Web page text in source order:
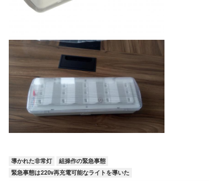
導かれた非常灯
組操作の緊急事態
緊急事態は220v再充電可能なライトを導いた